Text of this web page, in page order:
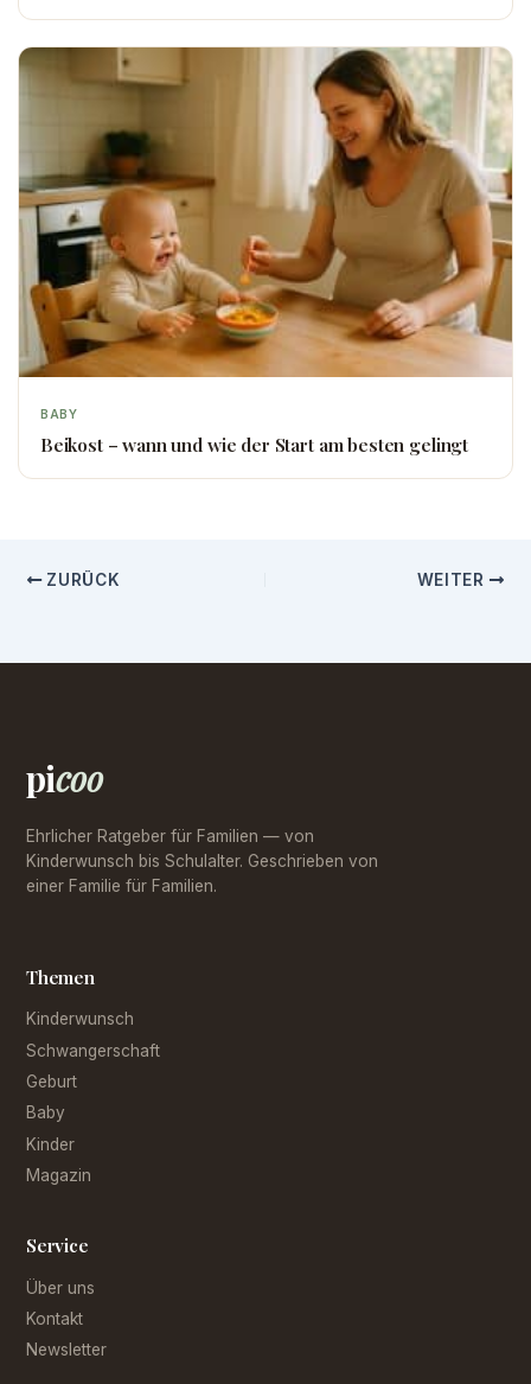
BABY
Beikost – wann und wie der Start am besten gelingt
ZURÜCK WEITER
picoo
Ehrlicher Ratgeber für Familien — von
Kinderwunsch bis Schulalter. Geschrieben von
einer Familie für Familien.
Themen
Kinderwunsch
Schwangerschaft
Geburt
Baby
Kinder
Magazin
Service
Über uns
Kontakt
Newsletter